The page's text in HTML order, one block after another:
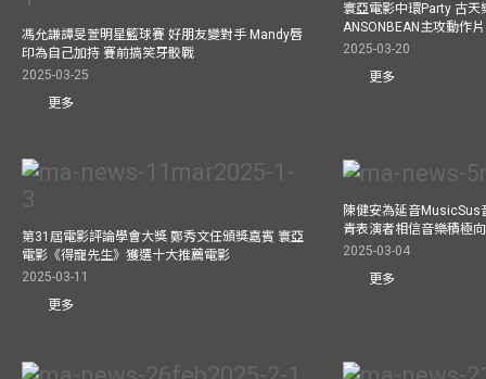
馮允謙譚旻萱明星籃球賽 好朋友變對手 Mandy唇
印為自己加持 賽前搞笑牙骹戰
2025-03-25
更多
寰亞電影中環Party 古
ANSONBEAN主攻動作
2025-03-20
更多
第31屆電影評論學會大獎 鄭秀文任頒獎嘉賓 寰亞
電影《得寵先生》獲選十大推薦電影
2025-03-11
更多
陳健安為延音MusicSus
青表演者相信音樂積極
2025-03-04
更多